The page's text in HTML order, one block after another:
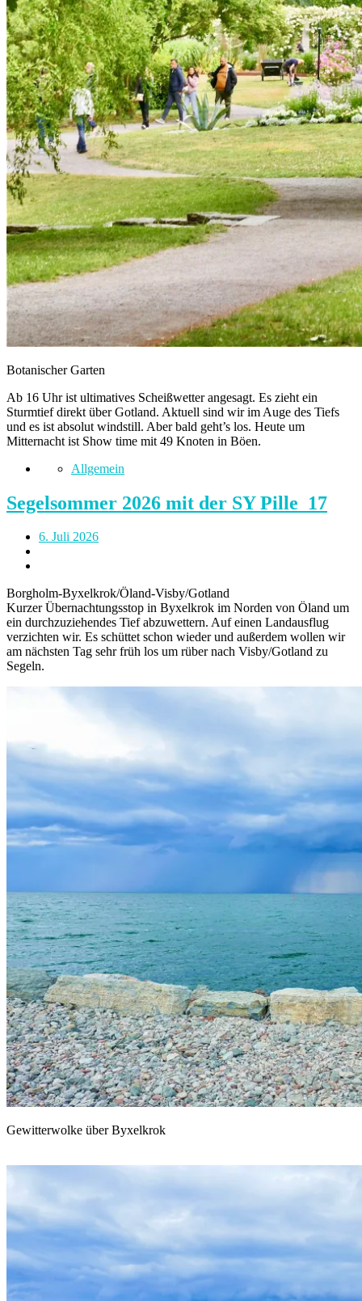
Botanischer Garten
Ab 16 Uhr ist ultimatives Scheißwetter angesagt. Es zieht ein
Sturmtief direkt über Gotland. Aktuell sind wir im Auge des Tiefs
und es ist absolut windstill. Aber bald geht’s los. Heute um
Mitternacht ist Show time mit 49 Knoten in Böen.
Allgemein
Segelsommer 2026 mit der SY Pille_17
6. Juli 2026
Borgholm-Byxelkrok/Öland-Visby/Gotland
Kurzer Übernachtungsstop in Byxelkrok im Norden von Öland um
ein durchzuziehendes Tief abzuwettern. Auf einen Landausflug
verzichten wir. Es schüttet schon wieder und außerdem wollen wir
am nächsten Tag sehr früh los um rüber nach Visby/Gotland zu
Segeln.
Gewitterwolke über Byxelkrok